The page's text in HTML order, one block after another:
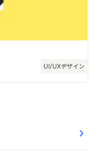
UI/UXデザイン